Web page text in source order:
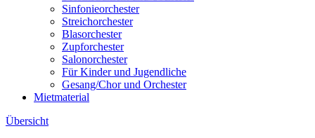
Sinfonieorchester
Streichorchester
Blasorchester
Zupforchester
Salonorchester
Für Kinder und Jugendliche
Gesang/Chor und Orchester
Mietmaterial
Übersicht